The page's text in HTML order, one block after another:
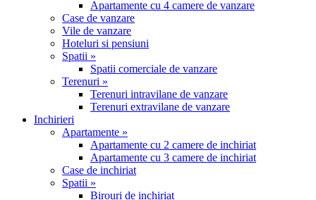
Apartamente cu 4 camere de vanzare
Case de vanzare
Vile de vanzare
Hoteluri si pensiuni
Spatii »
Spatii comerciale de vanzare
Terenuri »
Terenuri intravilane de vanzare
Terenuri extravilane de vanzare
Inchirieri
Apartamente »
Apartamente cu 2 camere de inchiriat
Apartamente cu 3 camere de inchiriat
Case de inchiriat
Spatii »
Birouri de inchiriat